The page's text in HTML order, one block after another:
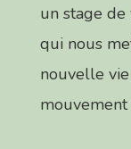
un stage de
qui nous
nouvelle